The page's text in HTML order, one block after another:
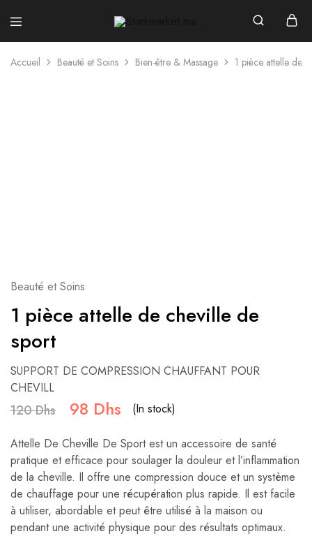
Starkmarket.ma
Accueil Beauté et Soins Bien-être & Massage 1 pièce attelle de
Beauté et Soins
1 pièce attelle de cheville de
sport
SUPPORT DE COMPRESSION CHAUFFANT POUR
CHEVILL
120Dhs 98 Dhs (In stock)
Attelle De Cheville De Sport est un accessoire de santé
pratique et efficace pour soulager la douleur et l’inflammation
de la cheville. Il offre une compression douce et un système
de chauffage pour une récupération plus rapide. Il est facile
à utiliser, abordable et peut être utilisé à la maison ou
pendant une activité physique pour des résultats optimaux.